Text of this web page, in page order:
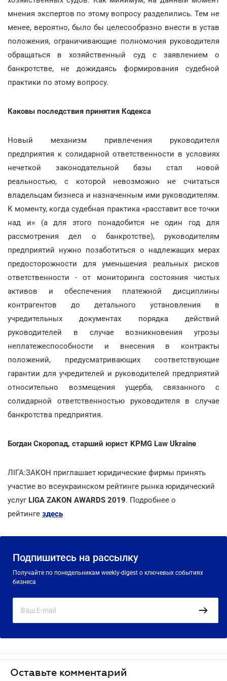
мнения экспертов по этому вопросу разделились. Тем не
менее, вероятно, было бы целесообразно внести в устав
положения, ограничивающие полномочия руководителя
обращаться в хозяйственный суд с заявлением о
банкротстве, не дожидаясь формирования судебной
практики по этому вопросу.
Каковы последствия принятия Кодекса
Новый механизм привлечения руководителя
предприятия к солидарной ответственности в условиях
нечеткой законодательной базы стал новой
реальностью, с которой невозможно не считаться
владельцам бизнеса и назначенным ими руководителям.
К моменту, когда судебная практика «расставит все точки
над и» (а для этого понадобится не один год для
рассмотрения дел о банкротстве), руководителям
предприятий нужно позаботиться о надлежащих мерах
предосторожности для уменьшения реальных рисков
ответственности - от мониторинга состояния чистых
активов и обеспечения платежной дисциплины
контрагентов до детального установления в
учредительных документах порядка действий
руководителей в случае возникновения угрозы
неплатежеспособности и внесения в контракты
положений, предусматривающих соответствующие
гарантии для учредителей и руководителей предприятий
относительно возмещения ущерба, связанного с
солидарной ответственностью руководителя в случае
банкротства предприятия.
Богдан Скоропад, старший юрист KPMG Law Ukraine
ЛІГА:ЗАКОН приглашает юридические фирмы принять
участие во всеукраинском рейтинге рынка юридический
услуг LIGA ZAKON AWARDS 2019. Подробнее о
рейтинге здесь
Подпишитесь на рассылку
Получайте по понедельникам weekly-digest о ключевых событиях
бизнеса
Оставьте комментарий